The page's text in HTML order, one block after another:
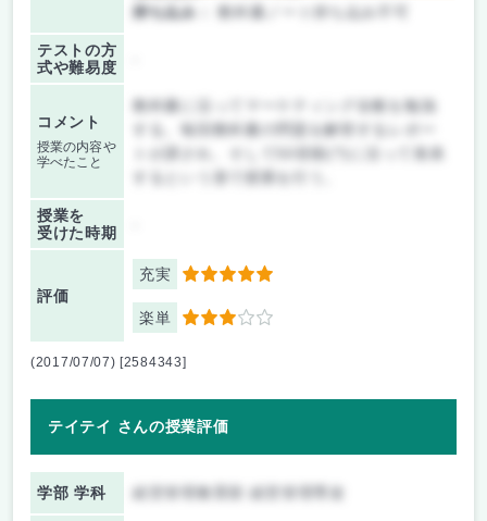
持ち込み：
教科書ノート持ち込み不可
テストの方
式や難易度
コメント
授業の内容や
学べたこと
教科書に沿ってマーケティング全般を勉強
する。毎回教科書の問題を解答するレポー
授業を
受けた時期
評価
充実 5
楽単 3
(2017/07/07) [2584343]
テイテイ さんの授業評価
学部 学科